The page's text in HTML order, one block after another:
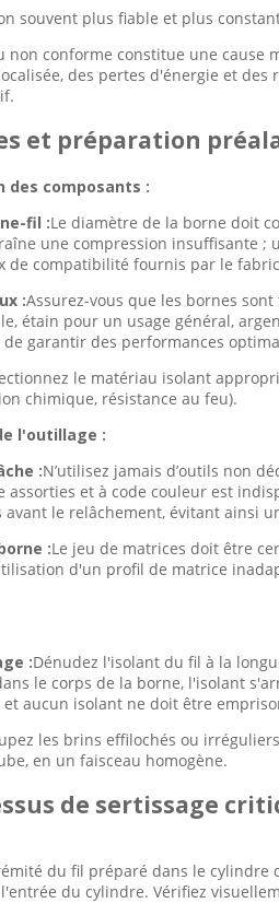
souvent plus fiable et plus
non conforme constitue une
des pertes d'énergie et
et préparation
des composants :
fil :Le diamètre de la borne doit
une compression insuffisante ;
de compatibilité fournis par le
:Assurez-vous que les bornes
étain pour un usage général,
garantir des performances
le matériau isolant
chimique, résistance au feu).
l'outillage :
:N’utilisez jamais d’outils non
assorties et à code couleur est
le relâchement, évitant ainsi
:Le jeu de matrices doit être
d'un profil de matrice
:Dénudez l'isolant du fil à la
le corps de la borne, l'isolant
aucun isolant ne doit être
les brins effilochés ou
en un faisceau homogène.
de sertissage
du fil préparé dans le
du cylindre. Vérifiez